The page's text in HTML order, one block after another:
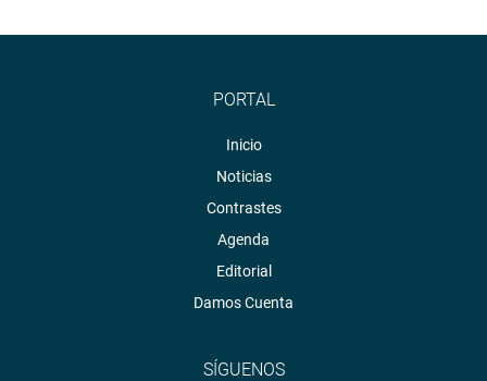
PORTAL
Inicio
Noticias
Contrastes
Agenda
Editorial
Damos Cuenta
SÍGUENOS